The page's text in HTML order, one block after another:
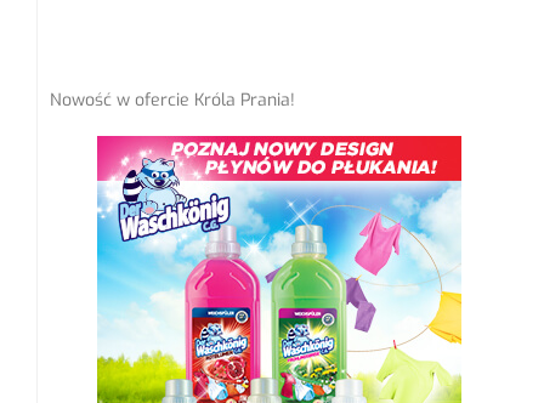
Nowość w ofercie Króla Prania!